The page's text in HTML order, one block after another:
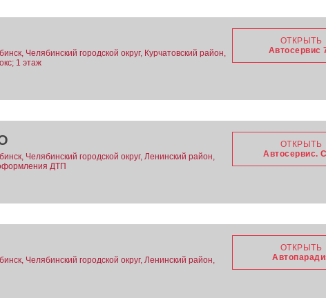
Челябинский городской округ, Курчатовский район,
1 этаж
ОТКРЫТЬ
Автосервис
Челябинский городской округ, Ленинский район,
ДТП
ОТКРЫТЬ
Автосервис.
Челябинский городской округ, Ленинский район,
ОТКРЫТЬ